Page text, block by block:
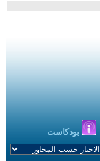
بودكاست